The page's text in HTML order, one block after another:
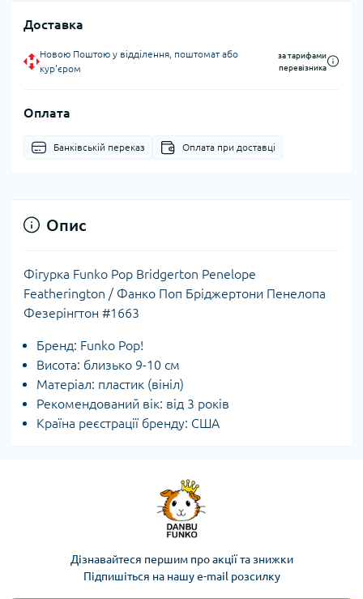
Доставка
Новою Поштою у відділення, поштомат або
кур'єром
за тарифами
перевізника
Оплата
Банківській переказ Оплата при доставці
Опис
Фігурка Funko Pop Bridgerton Penelope
Featherington / Фанко Поп Бріджертони Пенелопа
Фезерінгтон #1663
Бренд: Funko Pop!
Висота: близько 9-10 см
Матеріал: пластик (вініл)
Рекомендований вік: від 3 років
Країна реєстрації бренду: США
Дізнавайтеся першим про акції та знижки
Підпишіться на нашу e-mail розсилку